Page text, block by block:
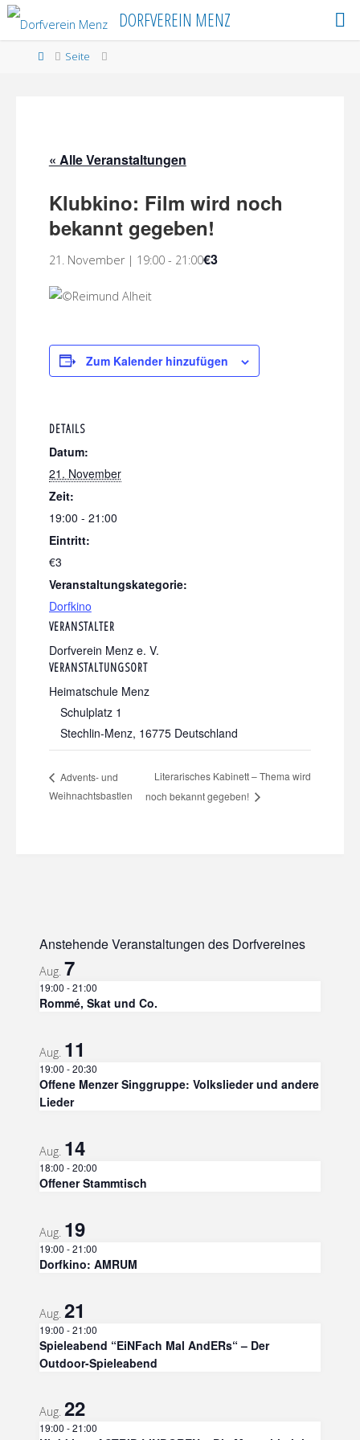
Skip
content
DORFVEREIN MENZ
HomeSeite
« Alle Veranstaltungen
Klubkino: Film wird noch
bekannt gegeben!
21. November | 19:00- 21:00€3
Zum Kalender hinzufügen
DETAILS
Datum:
21. November
Zeit:
19:00 - 21:00
Eintritt:
€3
Veranstaltungskategorie:
Dorfkino
VERANSTALTUNGSORT
Heimatschule Menz
Schulplatz 1
Stechlin-Menz, 16775 Deutschland
VERANSTALTER
Dorfverein Menz e. V.
Advents- und
Weihnachtsbastlen
Literarisches Kabinett – Thema wird
noch bekannt gegeben!
Anstehende Veranstaltungen des Dorfvereines
Aug. 7
19:00 -21:00
Rommé, Skat und Co.
Aug. 11
19:00 -20:30
Offene Menzer Singgruppe: Volkslieder und andere
Lieder
Aug. 14
18:00 -20:00
Offener Stammtisch
Aug. 19
19:00 -21:00
Dorfkino: AMRUM
Aug. 21
19:00 -21:00
Spieleabend “EiNFach Mal AndERs“ – Der
Outdoor-Spieleabend
Aug. 22
19:00 -21:00